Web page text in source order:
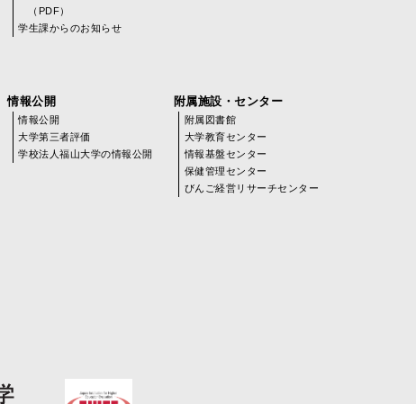
（PDF）
学生課からのお知らせ
情報公開
情報公開
大学第三者評価
学校法人福山大学の情報公開
附属施設・センター
附属図書館
大学教育センター
情報基盤センター
保健管理センター
びんご経営リサーチセンター